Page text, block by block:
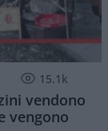
15.1k
vendono
vengono